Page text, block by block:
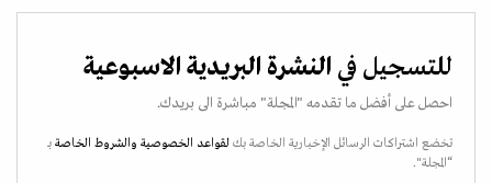
للتسجيل في النشرة البريدية الاسبوعية
احصل على أفضل ما تقدمه "المجلة" مباشرة الى بريدك.
تخضع اشتراكات الرسائل الإخبارية الخاصة بك لقواعد الخصوصية والشروط الخاصة بـ
“المجلة".